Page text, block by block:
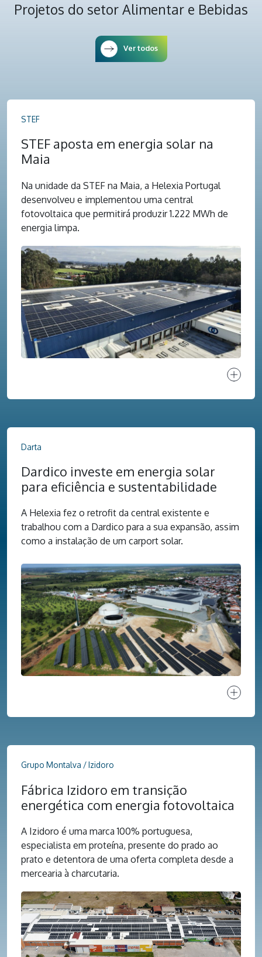
Projetos do setor Alimentar e Bebidas
Ver todos
STEF
STEF aposta em energia solar na
Maia
Na unidade da STEF na Maia, a Helexia Portugal
desenvolveu e implementou uma central
fotovoltaica que permitirá produzir 1.222 MWh de
energia limpa.
Ver
Darta
Dardico investe em energia solar
para eficiência e sustentabilidade
A Helexia fez o retrofit da central existente e
trabalhou com a Dardico para a sua expansão, assim
como a instalação de um carport solar.
Ver
Grupo Montalva / Izidoro
Fábrica Izidoro em transição
energética com energia fotovoltaica
A Izidoro é uma marca 100% portuguesa,
especialista em proteína, presente do prado ao
prato e detentora de uma oferta completa desde a
mercearia à charcutaria.